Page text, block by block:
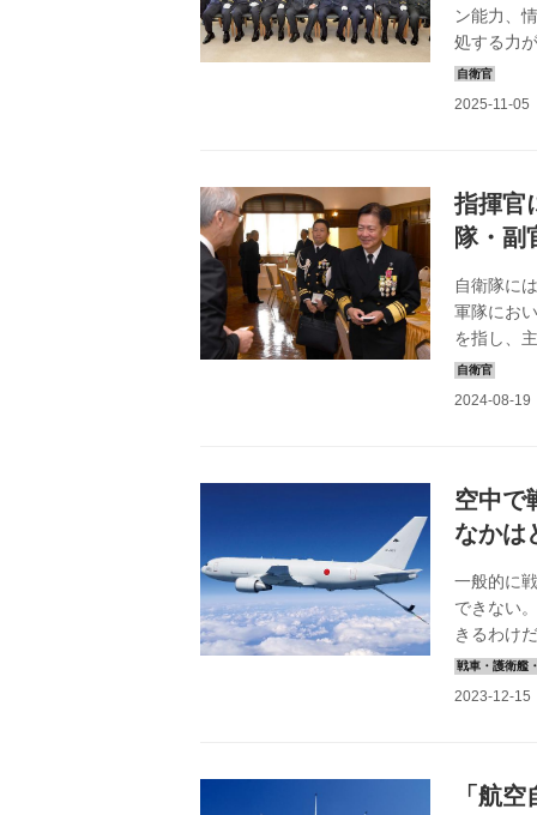
ン能力、
処する力
の一翼を
ない苦労
として出
指揮官
隊・副
自衛隊に
軍隊にお
を指し、
れておら
が、直接
防衛副大
空中で
なかは
一般的に
できない
きるわけ
機。さら
在、メイ
航空自衛
「航